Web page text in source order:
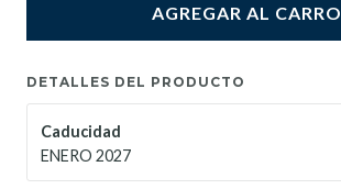
AGREGAR AL CARRO
DETALLES DEL PRODUCTO
Caducidad
ENERO 2027